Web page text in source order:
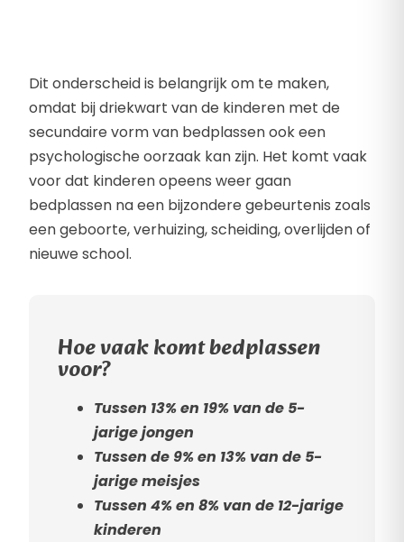
Dit onderscheid is belangrijk om te maken,
omdat bij driekwart van de kinderen met de
secundaire vorm van bedplassen ook een
psychologische oorzaak kan zijn. Het komt vaak
voor dat kinderen opeens weer gaan
bedplassen na een bijzondere gebeurtenis zoals
een geboorte, verhuizing, scheiding, overlijden of
nieuwe school.
Hoe vaak komt bedplassen
voor?
Tussen 13% en 19% van de 5-
jarige jongen
Tussen de 9% en 13% van de 5-
jarige meisjes
Tussen 4% en 8% van de 12-jarige
kinderen